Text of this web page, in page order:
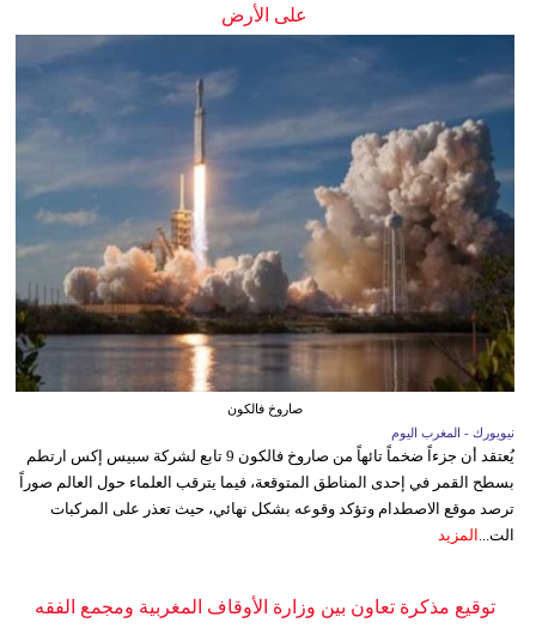
على الأرض
صاروخ فالكون
نيويورك - المغرب اليوم
يُعتقد أن جزءاً ضخماً تائهاً من صاروخ فالكون 9 تابع لشركة سبيس إكس ارتطم
بسطح القمر في إحدى المناطق المتوقعة، فيما يترقب العلماء حول العالم صوراً
ترصد موقع الاصطدام وتؤكد وقوعه بشكل نهائي، حيث تعذر على المركبات
الت...
المزيد
توقيع مذكرة تعاون بين وزارة الأوقاف المغربية ومجمع الفقه